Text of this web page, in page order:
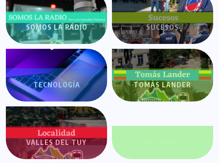
SOMOS LA RADIO SUCESOS
TECNOLOGÍA TOMÁS LANDER
VALLES DEL TUY